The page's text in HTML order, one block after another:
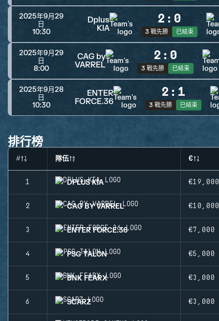
2025年9月29
日
10:30
Dplus
KIA
2 : 0
3 戰先勝 已結束
2025年9月29
日
8:00
CAG by
VARREL
2 : 0
3 戰先勝 已結束
2025年9月28
日
10:30
ENTER
FORCE.36
2 : 1
3 戰先勝 已結束
排行榜
# 隊伍 €
1 DPLUS KIA €19,000
2 CAG BY VARREL €10,000
3 ENTER FORCE.36 €7,000
4 PSG TALON €5,000
5 BNK FEARX €3,000
6 SCARZ €3,000